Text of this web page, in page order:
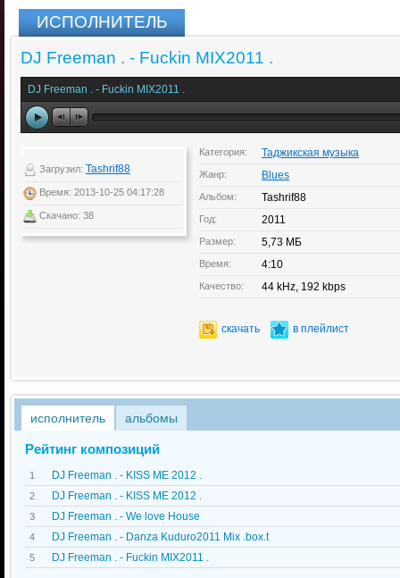
ИСПОЛНИТЕЛЬ
DJ Freeman . - Fuckin MIX2011 .
DJ Freeman . - Fuckin MIX2011 .
Загрузил: Tashrif88
Время: 2013-10-25 04:17:28
Скачано: 38
Категория: Таджикская музыка
Жанр: Blues
Альбом: Tashrif88
Год: 2011
Размер: 5,73 МБ
Время: 4:10
Качество: 44 kHz, 192 kbps
скачать в плейлист
исполнитель альбомы
Рейтинг композиций
1 DJ Freeman . - KISS ME 2012 .
2 DJ Freeman . - KISS ME 2012 .
3 DJ Freeman . - We love House
4 DJ Freeman . - Danza Kuduro2011 Mix .box.t
5 DJ Freeman . - Fuckin MIX2011 .